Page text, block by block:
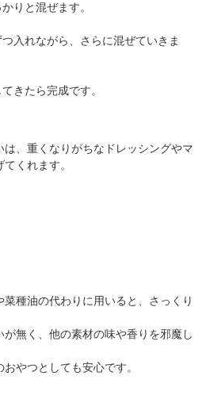
りと混ぜます。
入れながら、さらに混ぜていきま
きたら完成です。
、重くなりがちなドレッシングやマ
くれます。
種油の代わりに用いると、さっくり
が無く、他の素材の味や香りを邪魔し
やつとしても安心です。